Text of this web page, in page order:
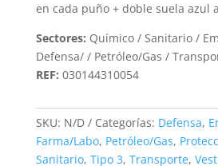
en cada puño + doble suela azul
Sectores: Químico / Sanitario /
Defensa/ / Petróleo/Gas /
REF: 030144310054
SKU: N/D Categorías: Defensa,
Farma/Labo, Petróleo/Gas,
Sanitario, Tipo 3, Transporte,